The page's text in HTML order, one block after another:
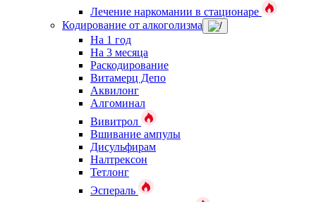
Лечение наркомании в стационаре
Кодирование от алкоголизма
На 1 год
На 3 месяца
Раскодирование
Витамерц Депо
Аквилонг
Алгоминал
Вивитрол
Вшивание ампулы
Дисульфирам
Налтрексон
Тетлонг
Эспераль